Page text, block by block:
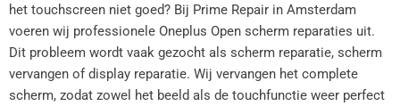
het touchscreen niet goed? Bij Prime Repair in Amsterdam
voeren wij professionele Oneplus Open scherm reparaties uit.
Dit probleem wordt vaak gezocht als scherm reparatie, scherm
vervangen of display reparatie. Wij vervangen het complete
scherm, zodat zowel het beeld als de touchfunctie weer perfect